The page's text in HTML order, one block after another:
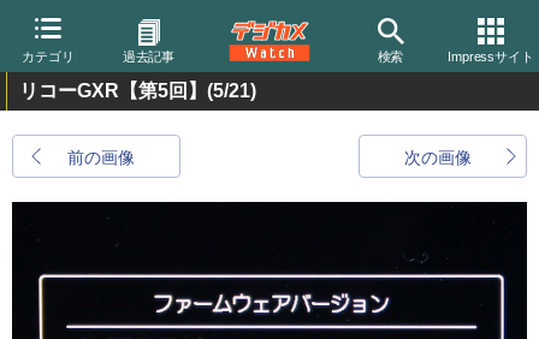
カテゴリ 過去記事 検索 Impressサイト
リコーGXR【第5回】 (5/21)
前の画像 次の画像